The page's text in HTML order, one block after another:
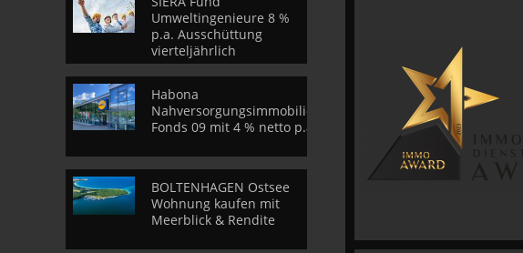
Umweltingenieure 8 %
p.a. Ausschüttung
vierteljährlich
Habona
Nahversorgungsimmobilien
Fonds 09 mit 4 % netto p.a.
BOLTENHAGEN Ostsee
Wohnung kaufen mit
Meerblick & Rendite